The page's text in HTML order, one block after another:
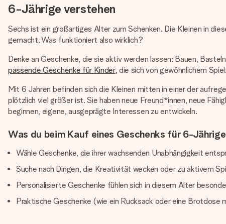
6-Jährige verstehen
Sechs ist ein großartiges Alter zum Schenken. Die Kleinen in
gemacht. Was funktioniert also wirklich?
Denke an Geschenke, die sie aktiv werden lassen: Bauen,
passende Geschenke für Kinder, die sich von gewöhnlichem
Mit 6 Jahren befinden sich die Kleinen mitten in einer der
plötzlich viel größer ist. Sie haben neue Freund*innen, neue
beginnen, eigene, ausgeprägte Interessen zu entwickeln.
Was du beim Kauf eines Geschenks für 6-
Wähle Geschenke, die ihrer wachsenden Unabhängigkeit
Suche nach Dingen, die Kreativität wecken oder zu aktivem
Personalisierte Geschenke fühlen sich in diesem Alter
Praktische Geschenke (wie ein Rucksack oder eine Brotdose